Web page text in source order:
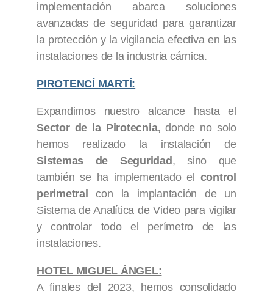
implementación abarca soluciones
avanzadas de seguridad para garantizar
la protección y la vigilancia efectiva en las
instalaciones de la industria cárnica.
PIROTENCÍ MARTÍ:
Expandimos nuestro alcance hasta el
Sector de la Pirotecnia, donde no solo
hemos realizado la instalación de
Sistemas de Seguridad , sino que
también se ha implementado el control
perimetral
con la implantación de un
Sistema de Analítica de Video para vigilar
y controlar todo el perímetro de las
instalaciones.
HOTEL MIGUEL ÁNGEL:
A finales del 2023, hemos consolidado